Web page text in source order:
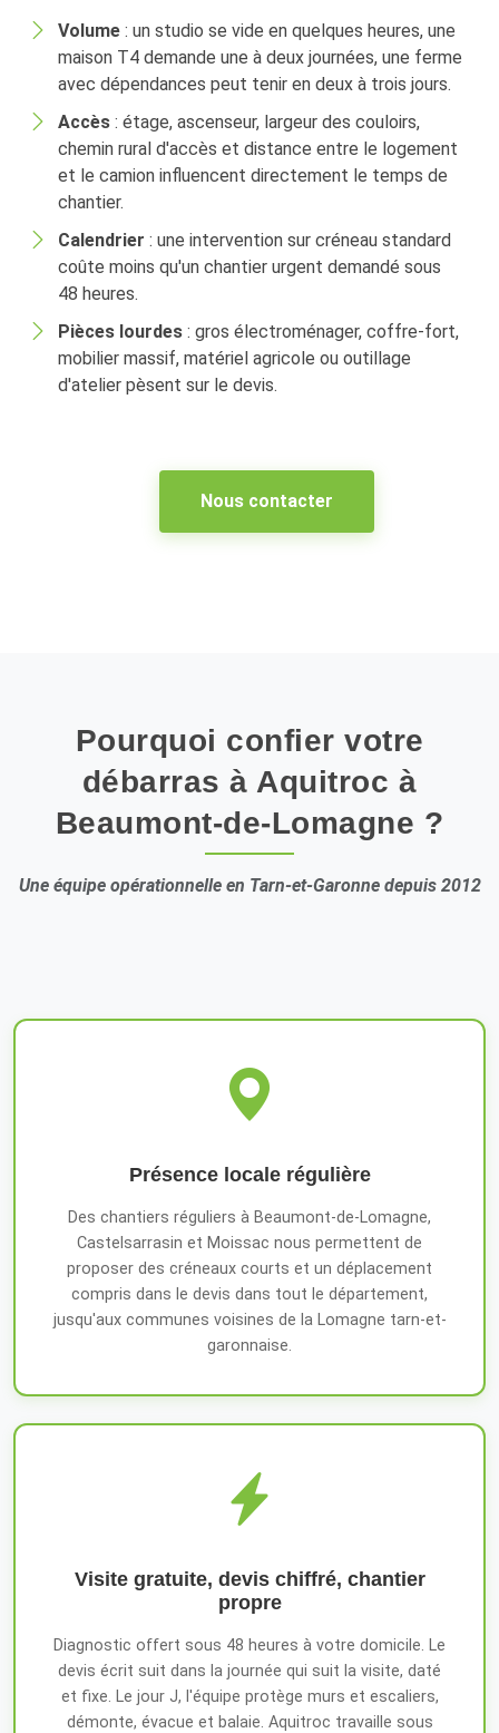
Volume : un studio se vide en quelques heures, une
maison T4 demande une à deux journées, une ferme
avec dépendances peut tenir en deux à trois jours.
Accès : étage, ascenseur, largeur des couloirs,
chemin rural d'accès et distance entre le logement
et le camion influencent directement le temps de
chantier.
Calendrier : une intervention sur créneau standard
coûte moins qu'un chantier urgent demandé sous
48 heures.
Pièces lourdes : gros électroménager, coffre-fort,
mobilier massif, matériel agricole ou outillage
d'atelier pèsent sur le devis.
Nous contacter
Pourquoi confier votre
débarras à Aquitroc à
Beaumont-de-Lomagne ?
Une équipe opérationnelle en Tarn-et-Garonne depuis 2012
Présence locale régulière
Des chantiers réguliers à Beaumont-de-Lomagne,
Castelsarrasin et Moissac nous permettent de
proposer des créneaux courts et un déplacement
compris dans le devis dans tout le département,
jusqu'aux communes voisines de la Lomagne tarn-et-
garonnaise.
Visite gratuite, devis chiffré, chantier
propre
Diagnostic offert sous 48 heures à votre domicile. Le
devis écrit suit dans la journée qui suit la visite, daté
et fixe. Le jour J, l'équipe protège murs et escaliers,
démonte, évacue et balaie. Aquitroc travaille sous